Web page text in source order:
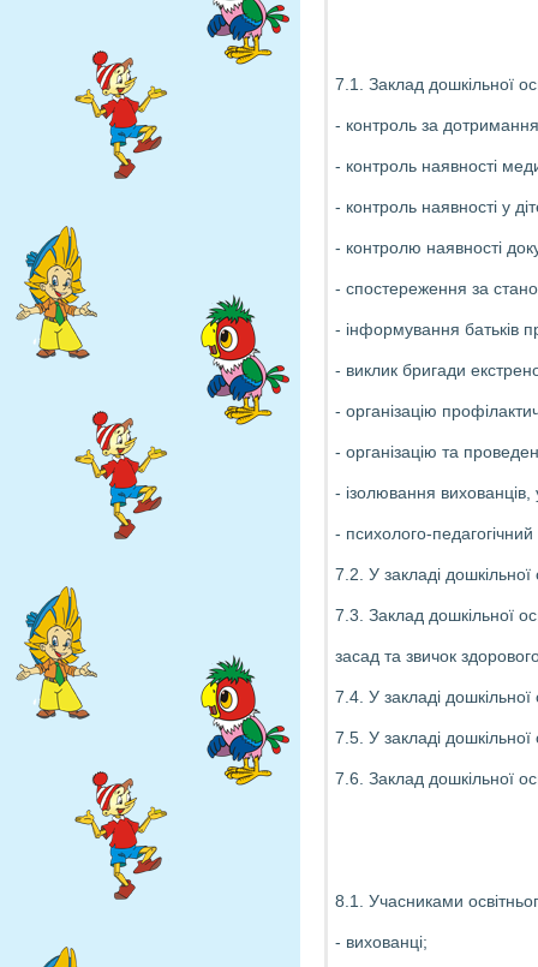
7.1. Заклад дошкільної
- контроль за
- контроль наявності
- контроль наявності у
- контролю наявності
- спостереження за
- інформування батьків
- виклик бригади
- організацію
- організацію та
- ізолювання вихованців,
- психолого-
7.2. У закладі
7.3. Заклад дошкільної
засад та звичок
7.4. У закладі
7.5. У закладі
7.6. Заклад дошкільної
8.1. Учасниками
- вихованці;